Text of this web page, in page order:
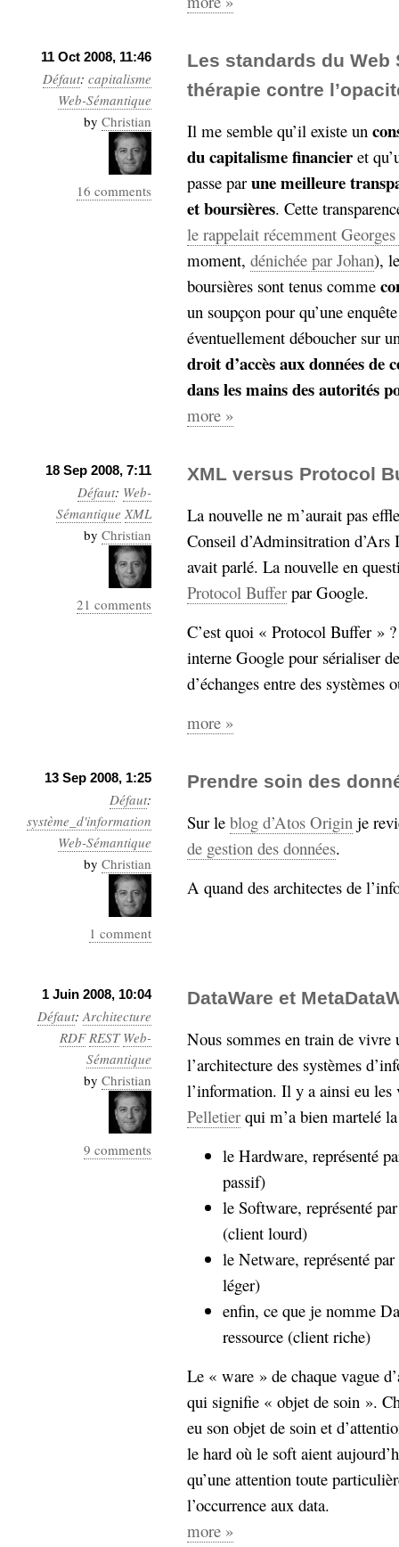
11 Oct 2008, 11:46
Défaut: capitalisme
Web-Sémantique
by Christian
16 comments
Les standards du Web
thérapie contre
Il me semble qu’il existe un
du capitalisme financier et
passe par une meilleure
et boursières. Cette
le rappelait récemment
moment, dénichée par Johan),
boursières sont tenus comme
un soupçon pour qu’une
éventuellement déboucher sur
droit d’accès aux données de
dans les mains des autorités
more »
18 Sep 2008, 7:11
Défaut: Web-
Sémantique XML
by Christian
21 comments
XML versus Protocol
La nouvelle ne m’aurait pas
Conseil d’Adminsitration
avait parlé. La nouvelle en
Protocol Buffer par Google.
C’est quoi « Protocol Buffer »
interne Google pour sérialiser
d’échanges entre des systèmes
more »
13 Sep 2008, 1:25
Défaut:
système_d'information
Web-Sémantique
by Christian
1 comment
Prendre soin des
Sur le blog d’Atos Origin je
de gestion des données.
A quand des architectes de
1 Juin 2008, 10:04
Défaut:Architecture
RDF REST Web-
Sémantique
by Christian
9 comments
DataWare et
Nous sommes en train de vivre
l’architecture des systèmes
l’information. Il y a ainsi eu les
Pelletier qui m’a bien martelé
le Hardware, représenté
passif)
le Software, représenté
(client lourd)
le Netware, représenté
léger)
enfin, ce que je nomme
ressource (client riche)
Le « ware » de chaque vague
qui signifie « objet de soin ».
eu son objet de soin et
le hard où le soft aient
qu’une attention toute
l’occurrence aux data.
more »